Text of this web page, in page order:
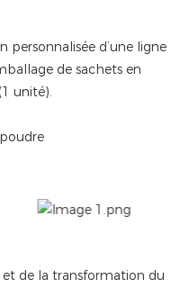
personnalisée d’une ligne
de sachets en
unité).
de la transformation du